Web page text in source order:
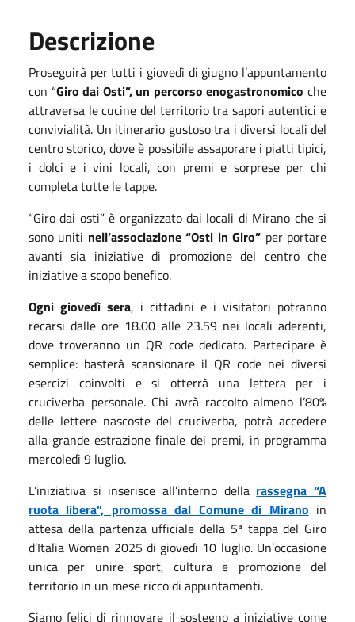
Descrizione
Proseguirà per tutti i giovedì di giugno l’appuntamento
con “Giro dai Osti”, un percorso enogastronomico che
attraversa le cucine del territorio tra sapori autentici e
convivialità. Un itinerario gustoso tra i diversi locali del
centro storico, dove è possibile assaporare i piatti tipici,
i dolci e i vini locali, con premi e sorprese per chi
completa tutte le tappe.
“Giro dai osti” è organizzato dai locali di Mirano che si
sono uniti nell’associazione “Osti in Giro” per portare
avanti sia iniziative di promozione del centro che
iniziative a scopo benefico.
Ogni giovedì sera, i cittadini e i visitatori potranno
recarsi dalle ore 18.00 alle 23.59 nei locali aderenti,
dove troveranno un QR code dedicato. Partecipare è
semplice: basterà scansionare il QR code nei diversi
esercizi coinvolti e si otterrà una lettera per i
cruciverba personale. Chi avrà raccolto almeno l’80%
delle lettere nascoste del cruciverba, potrà accedere
alla grande estrazione finale dei premi, in programma
mercoledì 9 luglio.
L’iniziativa si inserisce all’interno della rassegna “A
ruota libera”, promossa dal Comune di Mirano in
attesa della partenza ufficiale della 5ª tappa del Giro
d’Italia Women 2025 di giovedì 10 luglio. Un’occasione
unica per unire sport, cultura e promozione del
territorio in un mese ricco di appuntamenti.
Siamo felici di rinnovare il sostegno a iniziative come